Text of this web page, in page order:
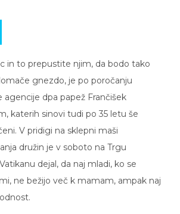
in to prepustite njim, da bodo tako
gnezdo, je po poročanju
dpa papež Frančišek
katerih sinovi tudi po 35 letu še
V pridigi na sklepni maši
družin je v soboto na Trgu
dejal, da naj mladi, ko se
ne bežijo več k mamam, ampak naj